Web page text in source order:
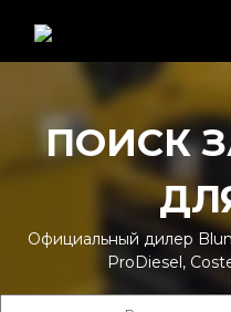
ПОИСК
Официальный дилер
ProDiesel,